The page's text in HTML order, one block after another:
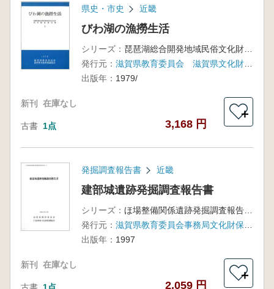
県史・市史 近畿
びわ湖の漁撈生活
シリーズ：
琵琶湖総合開発地域民俗文化財特別調査報告書1
発行元：
滋賀県教育委員会 滋賀県文化財保護協会
出版年： 1979/
新刊 在庫なし
古書 1点 3,168 円
＋
発掘調査報告書 近畿
建部城遺跡発掘調査報告書
シリーズ：
ほ場整備関係遺跡発掘調査報告書 24-9
発行元：
出版年： 1997
新刊 在庫なし
2,059 円
＋